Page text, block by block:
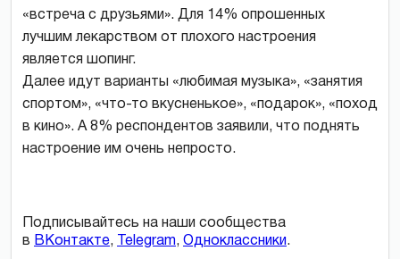
«встреча с друзьями». Для 14% опрошенных
лучшим лекарством от плохого настроения
является шопинг.
Далее идут варианты «любимая музыка», «занятия
спортом», «что-то вкусненькое», «подарок», «поход
в кино». А 8% респондентов заявили, что поднять
настроение им очень непросто.
Подписывайтесь на наши сообщества
в ВКонтакте, Telegram, Одноклассники.